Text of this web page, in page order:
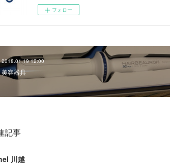
フォロー
2018.01.19 12:00
美容器具
記事
川越